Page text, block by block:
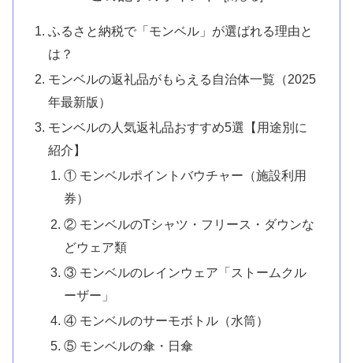
ふるさと納税で「モンベル」が選ばれる理由と
は？
モンベルの返礼品がもらえる自治体一覧（2025
年最新版）
モンベルの人気返礼品おすすめ5選【用途別に
紹介】
① モンベルポイントバウチャー（施設利用
券）
② モンベルのTシャツ・フリース・ダウンな
どウェア類
③ モンベルのレインウェア「ストームクル
ーザー」
④ モンベルのサーモボトル（水筒）
⑤ モンベルの傘・日傘